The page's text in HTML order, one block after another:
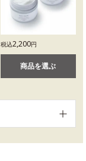
税込2,200円
商品を選ぶ